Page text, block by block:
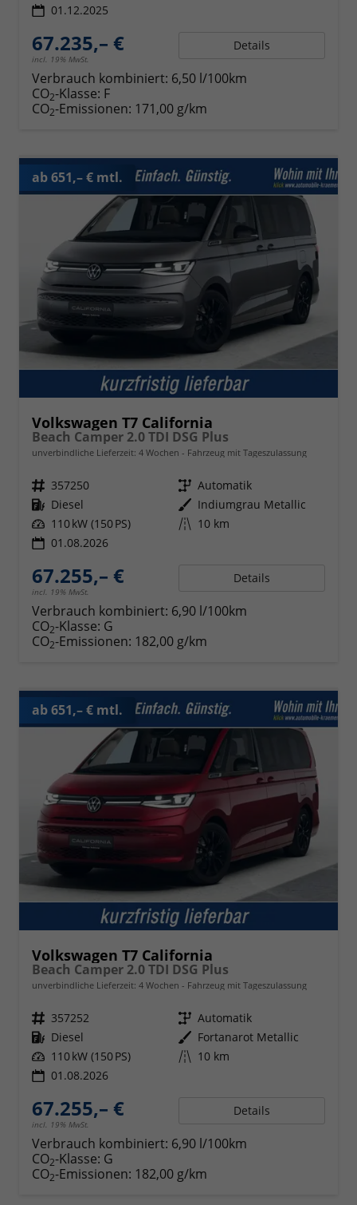
01.12.2025
67.235,– €
incl. 19% MwSt.
Details
Verbrauch kombiniert: 6,50 l/100km
CO2-Klasse: F
CO2-Emissionen: 171,00 g/km
ab 651,– € mtl.
Volkswagen T7 California
Beach Camper 2.0 TDI DSG Plus
unverbindliche Lieferzeit: 4 Wochen Fahrzeug mit Tageszulassung
Fahrzeugnr. 357250 Getriebe Automatik
Kraftstoff Diesel Außenfarbe Indiumgrau Metallic
Leistung 110 kW (150 PS) Kilometerstand 10 km
01.08.2026
67.255,– €
incl. 19% MwSt.
Details
Verbrauch kombiniert: 6,90 l/100km
CO2-Klasse: G
CO2-Emissionen: 182,00 g/km
ab 651,– € mtl.
Volkswagen T7 California
Beach Camper 2.0 TDI DSG Plus
unverbindliche Lieferzeit: 4 Wochen Fahrzeug mit Tageszulassung
Fahrzeugnr. 357252 Getriebe Automatik
Kraftstoff Diesel Außenfarbe Fortanarot Metallic
Leistung 110 kW (150 PS) Kilometerstand 10 km
01.08.2026
67.255,– €
incl. 19% MwSt.
Details
Verbrauch kombiniert: 6,90 l/100km
CO2-Klasse: G
CO2-Emissionen: 182,00 g/km